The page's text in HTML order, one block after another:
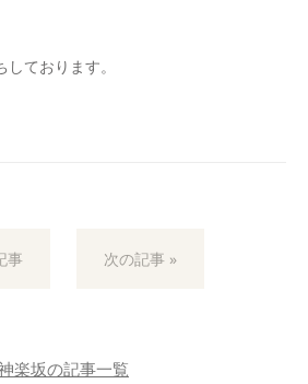
ております。
事 次の記事 »
楽坂の記事一覧